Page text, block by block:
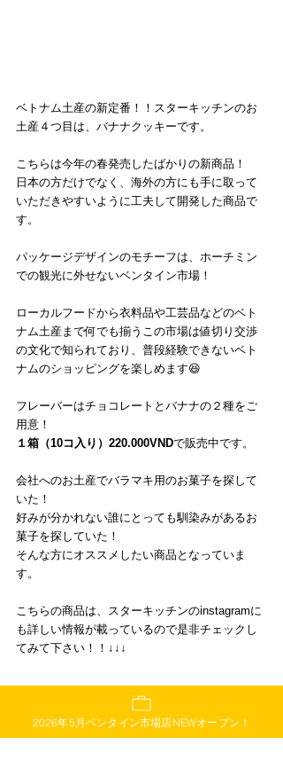
ベトナム土産の新定番！！スターキッチンのお
土産４つ目は、バナナクッキーです。
こちらは今年の春発売したばかりの新商品！
日本の方だけでなく、海外の方にも手に取って
いただきやすいように工夫して開発した商品で
す。
パッケージデザインのモチーフは、ホーチミン
での観光に外せないベンタイン市場！
ローカルフードから衣料品や工芸品などのベト
ナム土産まで何でも揃うこの市場は値切り交渉
の文化で知られており、普段経験できないベト
ナムのショッピングを楽しめます😆
フレーバーはチョコレートとバナナの２種をご
用意！
１箱（10コ入り）220.000VNDで販売中です。
会社へのお土産でバラマキ用のお菓子を探して
いた！
好みが分かれない誰にとっても馴染みがあるお
菓子を探していた！
そんな方にオススメしたい商品となっていま
す。
こちらの商品は、スターキッチンのinstagramに
も詳しい情報が載っているので是非チェックし
てみて下さい！！↓↓↓
2026年5月ベンタイン市場店NEWオープン！